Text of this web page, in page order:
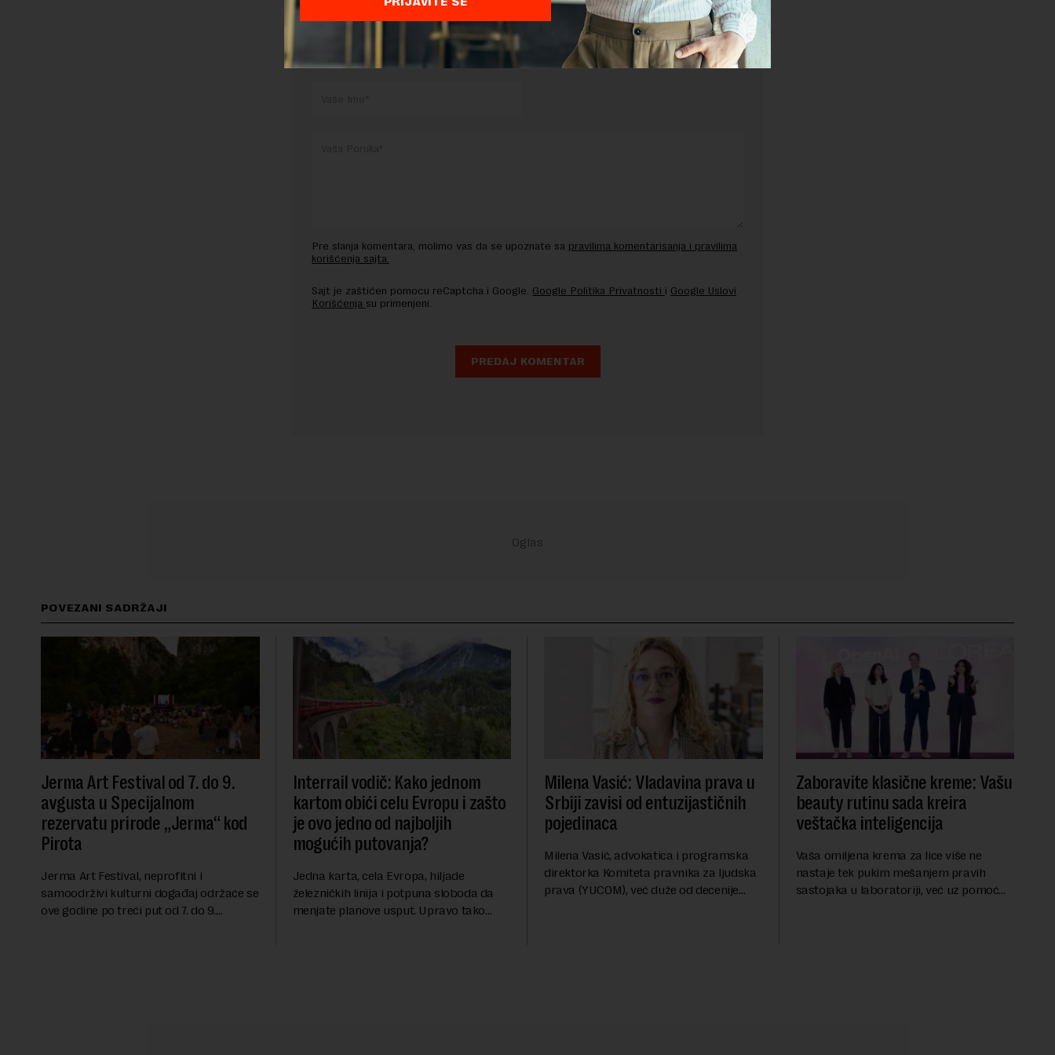
Pre slanja komentara, molimo vas da se upoznate sa pravilima komentarisanja i pravilima
korišćenja sajta.
Sajt je zaštićen pomocu reCaptcha i Google. Google Politika Privatnosti i Google Uslovi
Korišćenja su primenjeni.
POVEZANI SADRŽAJI
Jerma Art Festival od 7. do 9.
avgusta u Specijalnom
rezervatu prirode „Jerma“ kod
Pirota
Jerma Art Festival, neprofitni i
samoodrživi kulturni događaj održaće se
ove godine po treći put od 7. do 9.
Interrail vodič: Kako jednom
kartom obići celu Evropu i zašto
je ovo jedno od najboljih
mogućih putovanja?
Jedna karta, cela Evropa, hiljade
železničkih linija i potpuna sloboda da
menjate planove usput. Upravo tako
Milena Vasić: Vladavina prava u
Srbiji zavisi od entuzijastičnih
pojedinaca
Milena Vasić, advokatica i programska
direktorka Komiteta pravnika za ljudska
prava (YUCOM), već duže od decenije
Zaboravite klasične kreme: Vašu
beauty rutinu sada kreira
veštačka inteligencija
Vaša omiljena krema za lice više ne
nastaje tek pukim mešanjem pravih
sastojaka u laboratoriji, već uz pomoć